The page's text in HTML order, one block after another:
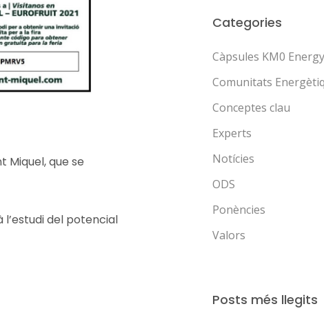
Miquel, que se
del potencial
Categories
Càpsules KM0 Energy
Comunitats
Conceptes clau
Experts
Notícies
ODS
Ponències
Valors
Posts més llegits